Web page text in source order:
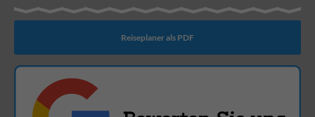
Reiseplaner als PDF